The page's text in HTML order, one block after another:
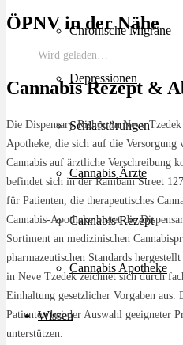
Chronische Migräne
Depressionen
Schlafstörungen
Cannabis Ärzte
Cannabis Rezept
Cannabis Apotheke
Wissen
ÖPNV in der Nähe
Wird geladen…
Cannabis Rezept &
Die Dispensary Rishon in Neve
Apotheke, die sich auf die Versorgung
Cannabis auf ärztliche Verschreibung
befindet sich in der Rambam Street
für Patienten, die therapeutisches
Cannabis-Apotheke bietet die
Sortiment an medizinischen
pharmazeutischen Standards
in Neve Tzedek zeichnet sich durch
Einhaltung gesetzlicher Vorgaben aus.
Patienten bei der Auswahl geeigneter
unterstützen.